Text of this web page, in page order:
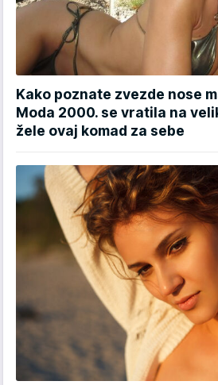
Kako poznate zvezde nose
Moda 2000. se vratila na
žele ovaj komad za sebe